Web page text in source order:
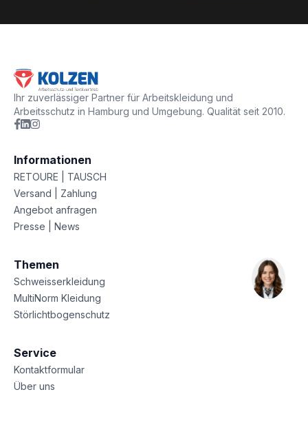
Ihr zuverlässiger Partner für Arbeitskleidung und
Arbeitsschutz in Hamburg und Umgebung. Qualität seit 2010.
Informationen
RETOURE | TAUSCH
Versand | Zahlung
Angebot anfragen
Presse | News
Themen
Schweisserkleidung
MultiNorm Kleidung
Störlichtbogenschutz
Service
Kontaktformular
Über uns